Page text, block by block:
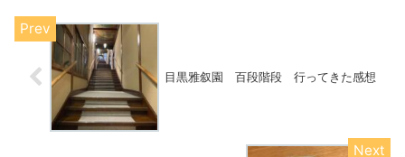
目黒雅叙園 百段階段 行ってきた感想